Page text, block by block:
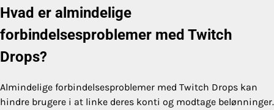
Hvad er almindelige
forbindelsesproblemer med Twitch
Drops?
Almindelige forbindelsesproblemer med Twitch Drops kan
hindre brugere i at linke deres konti og modtage belønninger.